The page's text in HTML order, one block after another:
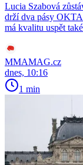
Lucia Szabová
drží dva pásy
má kvalitu uspět
MMAMAG.cz
dnes, 10:16
1 min